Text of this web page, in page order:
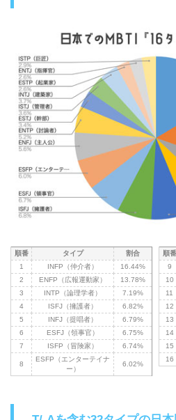
順番 タイプ
割合
1
INFP（仲介者）
16.44%
2
ENFP（広報運動家）
13.78%
3
INTP（論理学者）
7.19%
4
ISFJ（擁護者）
6.82%
5
INFJ（提唱者）
6.79%
6
ESFJ（領事官）
6.75%
7
ISFP（冒険家） 6.74%
8
ESFP（エンターテイナ
ー）
6.02%
順番
9
10
11
12
13
14
15
16